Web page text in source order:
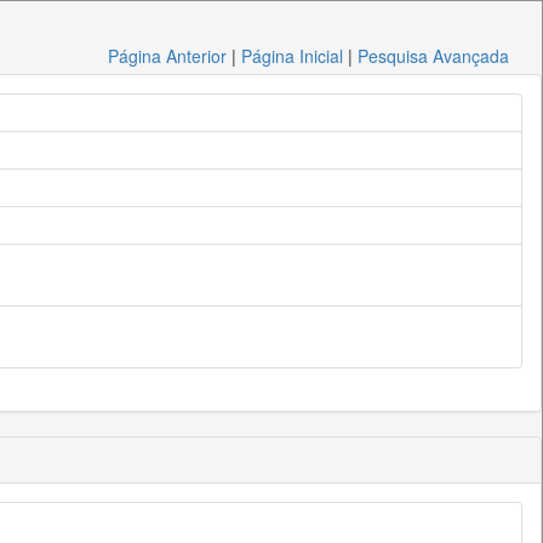
Página Anterior | Página Inicial | Pesquisa Avançada